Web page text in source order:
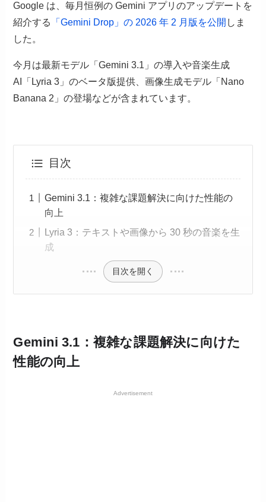
Google は、毎月恒例の Gemini アプリのアップデートを
紹介する
「Gemini Drop」の 2026 年 2 月版を公開 しま
した。
今月は最新モデル「Gemini 3.1」の導入や音楽生成
AI「Lyria 3」のベータ版提供、画像生成モデル「Nano
Banana 2」の登場などが含まれています。
目次
Gemini 3.1：複雑な課題解決に向けた性能の
向上
Lyria 3：テキストや画像から 30 秒の音楽を生
成
目次を開く
Gemini 3.1：複雑な課題解決に向けた
性能の向上
Advertisement